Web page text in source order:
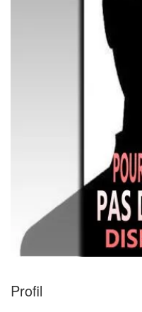
Profil